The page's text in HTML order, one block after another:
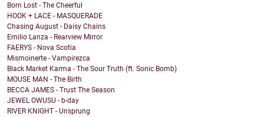
Born Lost - The Cheerful
HOOK + LACE - MASQUERADE
Chasing August - Daisy Chains
Emilio Lanza - Rearview Mirror
FAERYS - Nova Scotia
Mismoinerte - Vampirezca
Black Market Karma - The Sour Truth (ft. Sonic Bomb)
MOUSE MAN - The Birth
BECCA JAMES - Trust The Season
JEWEL OWUSU - b-day
RIVER KNIGHT - Unsprung